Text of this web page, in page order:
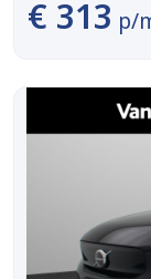
€ 313 p/